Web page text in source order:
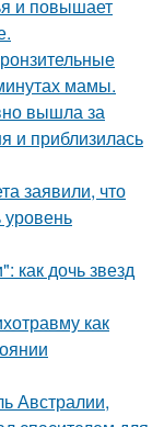
и повышает
мамы.
вышла за
и приблизилась
заявили, что
дочь звезд
как
Австралии,